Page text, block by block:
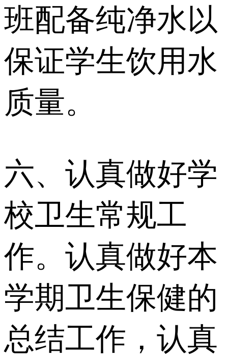
班配备纯净水以
保证学生饮用水
质量。
六、认真做好学
校卫生常规工
作。认真做好本
学期卫生保健的
总结工作，认真